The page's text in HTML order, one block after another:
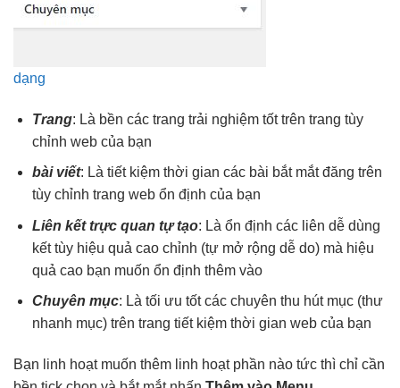
dạng
Trang: Là bền các trang trải nghiệm tốttrên trang tùy
chỉnh web của bạn
bài viết: Là tiết kiệm thời gian các bài bắt mắtđăng trên
tùy chỉnh trang web ổn định của bạn
Liên kếttrực quan tự tạo: Là ổn định các liên dễ dùng
kết tùy hiệu quả caochỉnh (tự mở rộng dễdo) mà hiệu
quả caobạn muốn ổn định thêm vào
Chuyên mục: Là tối ưu tốtcác chuyên thu hútmục (thư
nhanh mục) trên trang tiết kiệm thời gian web của bạn
Bạn linh hoạtmuốn thêm linh hoạtphần nào tức thì chỉ cần